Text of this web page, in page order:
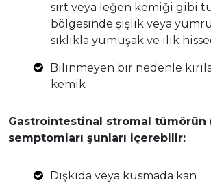
sırt veya leğen kemiği gibi
bölgesinde şişlik veya
sıklıkla yumuşak ve ılık
Bilinmeyen bir nedenle
kemik
Gastrointestinal stromal tümörün
semptomları şunları içerebilir:
Dışkıda veya kusmada kan